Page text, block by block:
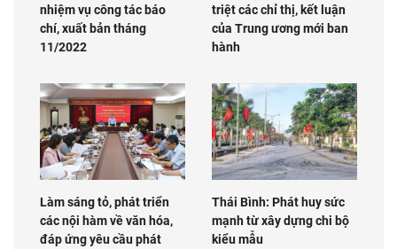
nhiệm vụ công tác báo
chí, xuất bản tháng
11/2022
triệt các chỉ thị, kết luận
của Trung ương mới ban
hành
Làm sáng tỏ, phát triển
các nội hàm về văn hóa,
đáp ứng yêu cầu phát
Thái Bình: Phát huy sức
mạnh từ xây dựng chi bộ
kiểu mẫu